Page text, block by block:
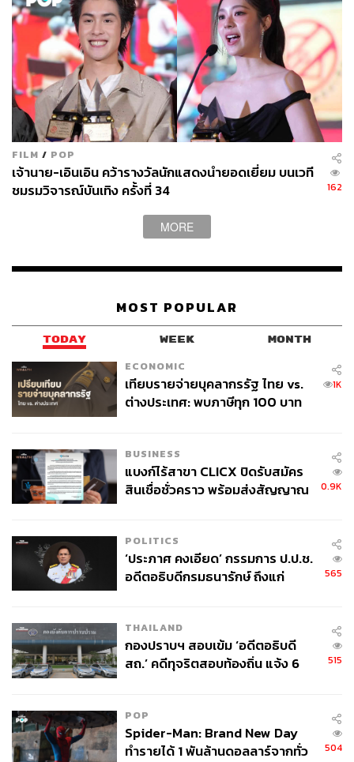
FILM / POP
เจ้านาย-เอินเอิน คว้ารางวัลนักแสดงนำยอดเยี่ยม บนเวที
ชมรมวิจารณ์บันเทิง ครั้งที่ 34
162
MORE
MOST POPULAR
TODAY WEEK MONTH
ECONOMIC
เทียบรายจ่ายบุคลากรรัฐ ไทย vs.
ต่างประเทศ: พบภาษีทุก 100 บาท
1K
BUSINESS
แบงก์ไร้สาขา CLICX ปิดรับสมัคร
สินเชื่อชั่วคราว พร้อมส่งสัญญาณ
0.9K
POLITICS
‘ประภาศ คงเอียด’ กรรมการ ป.ป.ช.
อดีตอธิบดีกรมธนารักษ์ ถึงแก่
565
THAILAND
กองปราบฯ สอบเข้ม ‘อดีตอธิบดี
สถ.’ คดีทุจริตสอบท้องถิ่น แจ้ง 6
515
POP
Spider-Man: Brand New Day
ทำรายได้ 1 พันล้านดอลลาร์จากทั่ว
504